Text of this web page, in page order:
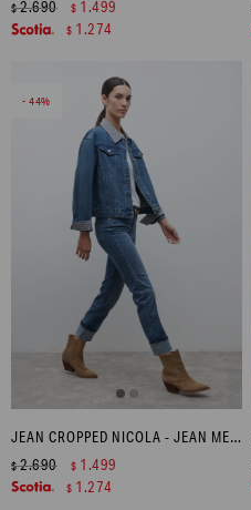
$2.690 $ 1.499
$ 1.274
44
JEAN CROPPED NICOLA - JEAN MEDIO
$2.690 $ 1.499
$ 1.274